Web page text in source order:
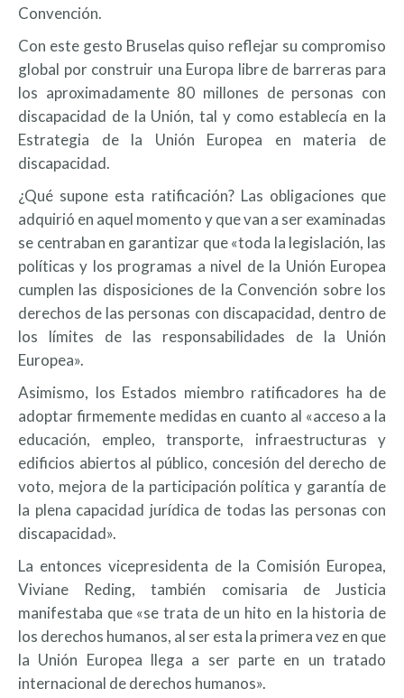
Convención.
Con este gesto Bruselas quiso reflejar su compromiso
global por construir una Europa libre de barreras para
los aproximadamente 80 millones de personas con
discapacidad de la Unión, tal y como establecía en la
Estrategia de la Unión Europea en materia de
discapacidad.
¿Qué supone esta ratificación? Las obligaciones que
adquirió en aquel momento y que van a ser examinadas
se centraban en garantizar que «toda la legislación, las
políticas y los programas a nivel de la Unión Europea
cumplen las disposiciones de la Convención sobre los
derechos de las personas con discapacidad, dentro de
los límites de las responsabilidades de la Unión
Europea».
Asimismo, los Estados miembro ratificadores ha de
adoptar firmemente medidas en cuanto al «acceso a la
educación, empleo, transporte, infraestructuras y
edificios abiertos al público, concesión del derecho de
voto, mejora de la participación política y garantía de
la plena capacidad jurídica de todas las personas con
discapacidad».
La entonces vicepresidenta de la Comisión Europea,
Viviane Reding, también comisaria de Justicia
manifestaba que «se trata de un hito en la historia de
los derechos humanos, al ser esta la primera vez en que
la Unión Europea llega a ser parte en un tratado
internacional de derechos humanos».